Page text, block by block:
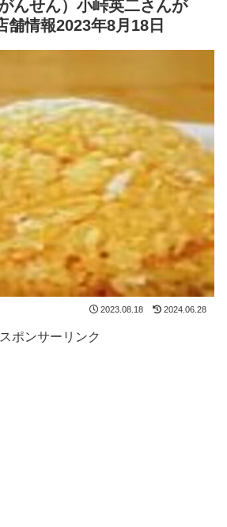
んせん）小峠英二さんが
舗情報2023年8月18日
2023.08.18 2024.06.28
スポンサーリンク